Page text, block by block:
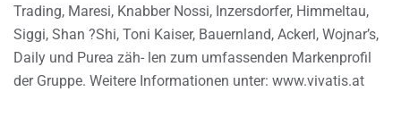
Trading, Maresi, Knabber Nossi, Inzersdorfer, Himmeltau,
Siggi, Shan ?Shi, Toni Kaiser, Bauernland, Ackerl, Wojnar’s,
Daily und Purea zäh- len zum umfassenden Markenprofil
der Gruppe. Weitere Informationen unter: www.vivatis.at